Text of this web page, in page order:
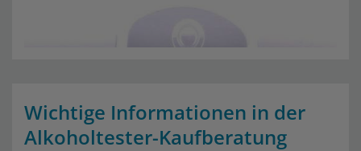
Wichtige Informationen in der
Alkoholtester-Kaufberatung